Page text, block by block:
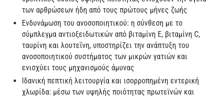
των αρθρώσεων ήδη από τους πρώτους μήνες ζωής
Ενδυνάμωση του ανοσοποιητικού: η σύνθεση με το
σύμπλεγμα αντιοξειδωτικών από βιταμίνη E, βιταμίνη C,
ταυρίνη και λουτεΐνη, υποστηρίζει την ανάπτυξη του
ανοσοποιητικού συστήματος των μικρών γατιών και
ενισχύει τους μηχανισμούς άμυνας
Ιδανική πεπτική λειτουργία και ισορροπημένη εντερική
χλωρίδα: μέσω των υψηλής ποιότητας πρωτεϊνών και